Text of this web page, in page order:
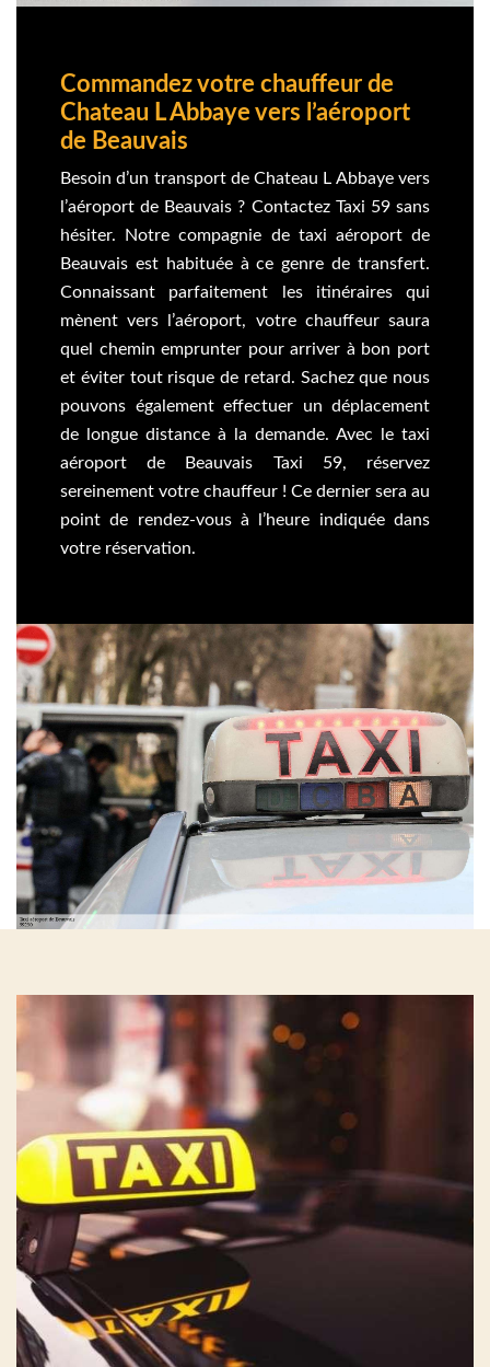
Commandez votre chauffeur de
Chateau L Abbaye vers l’aéroport
de Beauvais
Besoin d’un transport de Chateau L Abbaye vers
l’aéroport de Beauvais ? Contactez Taxi 59 sans
hésiter. Notre compagnie de taxi aéroport de
Beauvais est habituée à ce genre de transfert.
Connaissant parfaitement les itinéraires qui
mènent vers l’aéroport, votre chauffeur saura
quel chemin emprunter pour arriver à bon port
et éviter tout risque de retard. Sachez que nous
pouvons également effectuer un déplacement
de longue distance à la demande. Avec le taxi
aéroport de Beauvais Taxi 59, réservez
sereinement votre chauffeur ! Ce dernier sera au
point de rendez-vous à l’heure indiquée dans
votre réservation.